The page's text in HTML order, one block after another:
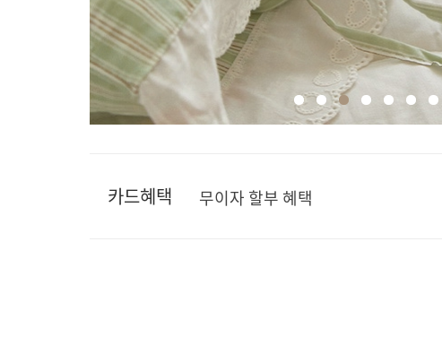
카드혜택 무이자 할부 혜택